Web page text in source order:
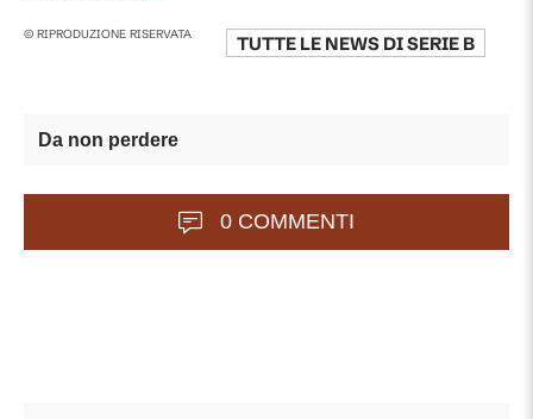
© RIPRODUZIONE RISERVATA TUTTE LE NEWS DISERIE B
Da non perdere
0 COMMENTI